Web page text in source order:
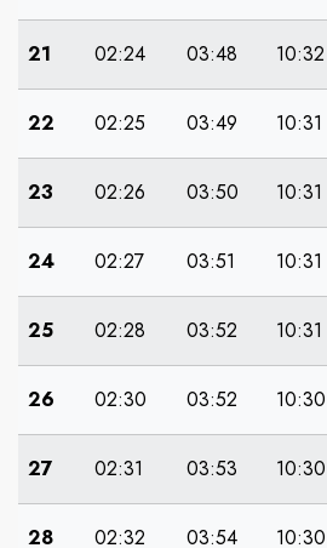
21 02:24 03:48 10:32
22 02:25 03:49 10:31
23 02:26 03:50 10:31
24 02:27 03:51 10:31
25 02:28 03:52 10:31
26 02:30 03:52 10:30
27 02:31 03:53 10:30
28 02:32 03:54 10:30